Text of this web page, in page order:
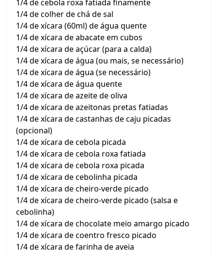
1/4 de cebola roxa fatiada finamente
1/4 de colher de chá de sal
1/4 de xícara (60ml) de água quente
1/4 de xícara de abacate em cubos
1/4 de xícara de açúcar (para a calda)
1/4 de xícara de água (ou mais, se necessário)
1/4 de xícara de água (se necessário)
1/4 de xícara de água quente
1/4 de xícara de azeite de oliva
1/4 de xícara de azeitonas pretas fatiadas
1/4 de xícara de castanhas de caju picadas
(opcional)
1/4 de xícara de cebola picada
1/4 de xícara de cebola roxa fatiada
1/4 de xícara de cebola roxa picada
1/4 de xícara de cebolinha picada
1/4 de xícara de cheiro-verde picado
1/4 de xícara de cheiro-verde picado (salsa e
cebolinha)
1/4 de xícara de chocolate meio amargo picado
1/4 de xícara de coentro fresco picado
1/4 de xícara de farinha de aveia